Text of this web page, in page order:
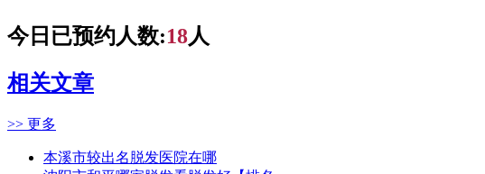
今日已预约人数:18人
相关文章
>> 更多
本溪市较出名脱发医院在哪